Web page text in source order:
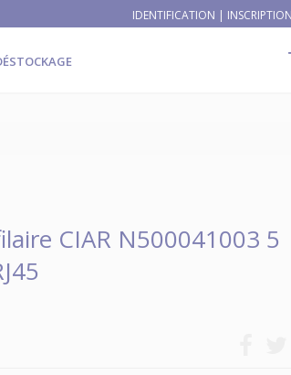
IDENTIFICATION | INSCRIPTION
CIAR N500041003 5